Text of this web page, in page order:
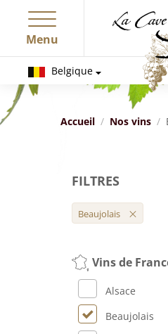
Menu
Belgique
Accueil Nos vins
FILTRES
Beaujolais
Vins de
Alsace
Beaujolais